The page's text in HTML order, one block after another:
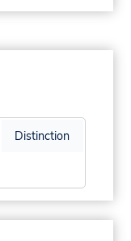
Distinction